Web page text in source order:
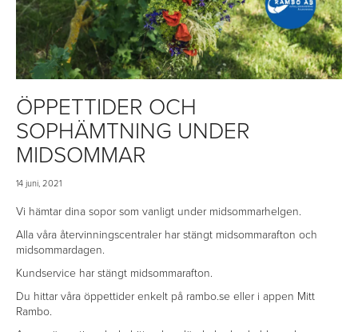
ÖPPETTIDER OCH
SOPHÄMTNING UNDER
MIDSOMMAR
14 juni, 2021
Vi hämtar dina sopor som vanligt under midsommarhelgen.
Alla våra återvinningscentraler har stängt midsommarafton och
midsommardagen.
Kundservice har stängt midsommarafton.
Du hittar våra öppettider enkelt på rambo.se eller i appen Mitt
Rambo.